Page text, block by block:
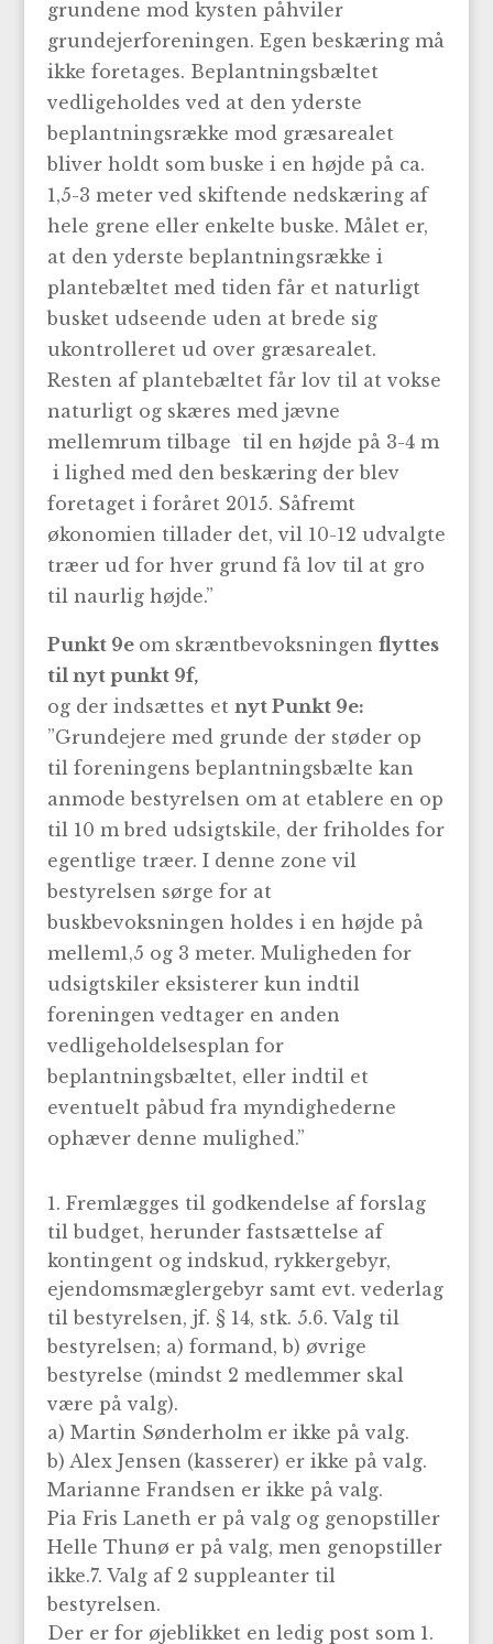
grundene mod kysten påhviler
grundejerforeningen. Egen beskæring må
ikke foretages. Beplantningsbæltet
vedligeholdes ved at den yderste
beplantningsrække mod græsarealet
bliver holdt som buske i en højde på ca.
1,5-3 meter ved skiftende nedskæring af
hele grene eller enkelte buske. Målet er,
at den yderste beplantningsrække i
plantebæltet med tiden får et naturligt
busket udseende uden at brede sig
ukontrolleret ud over græsarealet.
Resten af plantebæltet får lov til at vokse
naturligt og skæres med jævne
mellemrum tilbage til en højde på 3-4 m
i lighed med den beskæring der blev
foretaget i foråret 2015. Såfremt
økonomien tillader det, vil 10-12 udvalgte
træer ud for hver grund få lov til at gro
til naurlig højde.”
Punkt 9e om skræntbevoksningen flyttes
til nyt punkt 9f,
og der indsættes et nyt Punkt 9e:
”Grundejere med grunde der støder op
til foreningens beplantningsbælte kan
anmode bestyrelsen om at etablere en op
til 10 m bred udsigtskile, der friholdes for
egentlige træer. I denne zone vil
bestyrelsen sørge for at
buskbevoksningen holdes i en højde på
mellem1,5 og 3 meter. Muligheden for
udsigtskiler eksisterer kun indtil
foreningen vedtager en anden
vedligeholdelsesplan for
beplantningsbæltet, eller indtil et
eventuelt påbud fra myndighederne
ophæver denne mulighed.”
Fremlægges til godkendelse af forslag
til budget, herunder fastsættelse af
kontingent og indskud, rykkergebyr,
ejendomsmæglergebyr samt evt. vederlag
til bestyrelsen, jf. § 14, stk. 5.6. Valg til
bestyrelsen; a) formand, b) øvrige
bestyrelse (mindst 2 medlemmer skal
være på valg).
a) Martin Sønderholm er ikke på valg.
b) Alex Jensen (kasserer) er ikke på valg.
Marianne Frandsen er ikke på valg.
Pia Fris Laneth er på valg og genopstiller
Helle Thunø er på valg, men genopstiller
ikke.7. Valg af 2 suppleanter til
bestyrelsen.
Der er for øjeblikket en ledig post som 1.